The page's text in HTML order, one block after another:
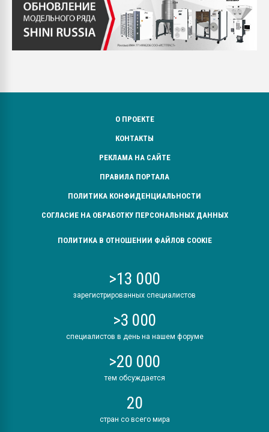
О ПРОЕКТЕ
КОНТАКТЫ
РЕКЛАМА НА САЙТЕ
ПРАВИЛА ПОРТАЛА
ПОЛИТИКА КОНФИДЕНЦИАЛЬНОСТИ
СОГЛАСИЕ НА ОБРАБОТКУ ПЕРСОНАЛЬНЫХ ДАННЫХ
ПОЛИТИКА В ОТНОШЕНИИ ФАЙЛОВ COOKIE
>13 000
зарегистрированных специалистов
>3 000
специалистов в день на нашем форуме
>20 000
тем обсуждается
20
стран со всего мира